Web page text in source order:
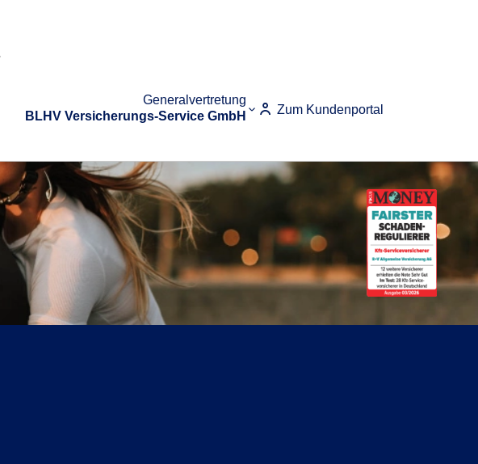
Generalvertretung
BLHV Versicherungs-Service GmbH
Zum Kundenportal